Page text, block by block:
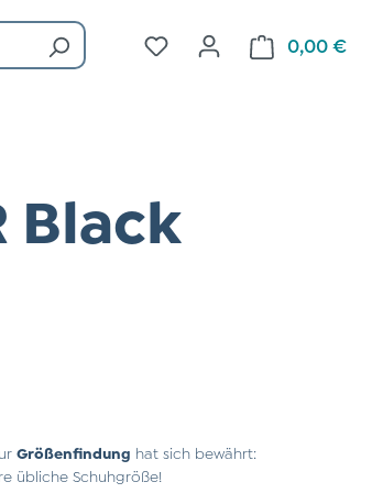
Du hast 0 Produkte auf
0,00 €
Black
Größenfindung hat sich bewährt:
übliche Schuhgröße!